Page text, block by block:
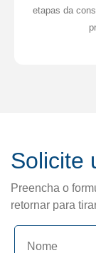
etapas da
Solicite
Preencha o
retornar para